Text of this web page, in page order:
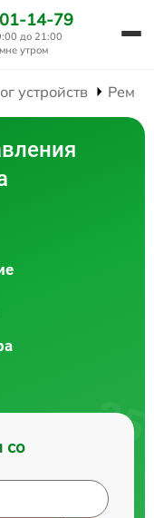
14-79
до 21:00
мне утром
устройств
со